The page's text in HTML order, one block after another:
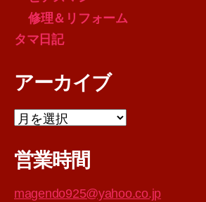
修理＆リフォーム
タマ日記
アーカイブ
ア
イ
営業時間
magendo925@yahoo.co.jp